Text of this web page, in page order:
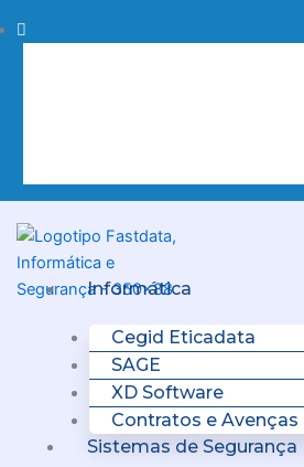
to
Procurar
Informática
Cegid Eticadata
SAGE
XD Software
Contratos e Avenças
Sistemas de Segurança
Menu